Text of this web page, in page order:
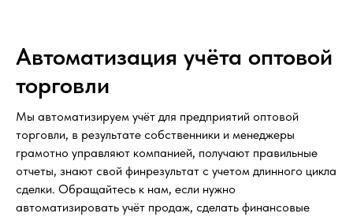
Автоматизация учёта оптовой
торговли
Мы автоматизируем учёт для предприятий оптовой
торговли, в результате собственники и менеджеры
грамотно управляют компанией, получают правильные
отчеты, знают свой финрезультат с учетом длинного цикла
сделки. Обращайтесь к нам, если нужно
автоматизировать учёт продаж, сделать финансовые